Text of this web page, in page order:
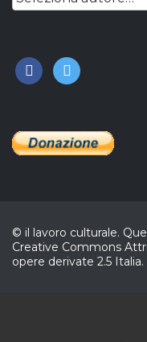
facebook
twitter
© il lavoro culturale.
Creative Commons
opere derivate 2.5 Italia.